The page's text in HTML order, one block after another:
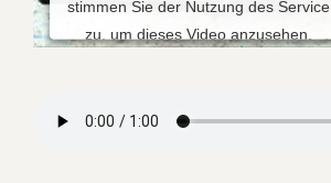
stimmen Sie der Nutzung des Service
zu, um dieses Video anzusehen.